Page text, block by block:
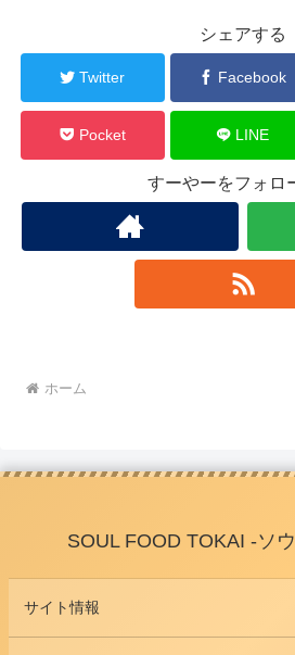
シェアする
Twitter Facebook
Pocket LINE
すーやーをフォロ
ホーム
SOUL FOOD TOKAI -ソ
サイト情報